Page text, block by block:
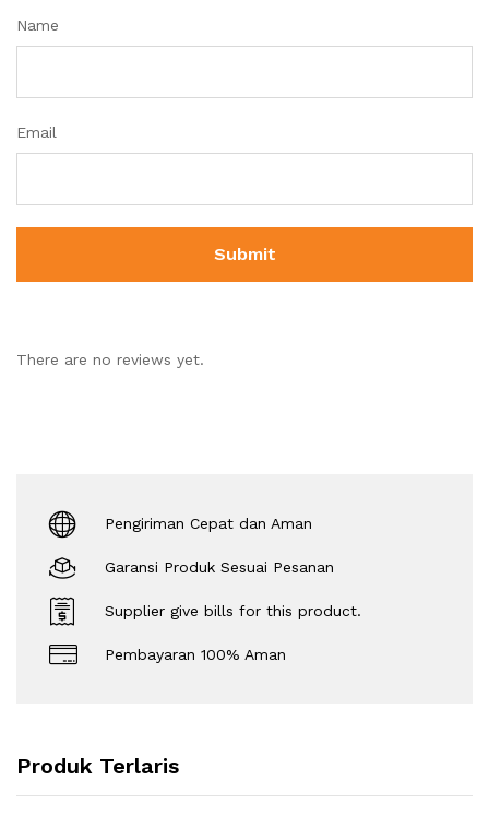
Name
Email
There are no reviews yet.
Pengiriman Cepat dan Aman
Garansi Produk Sesuai Pesanan
Supplier give bills for this product.
Pembayaran 100% Aman
Produk Terlaris